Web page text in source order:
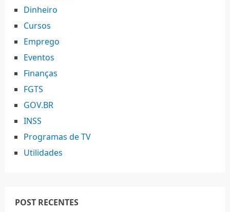
Dinheiro
Cursos
Emprego
Eventos
Finanças
FGTS
GOV.BR
INSS
Programas de TV
Utilidades
POST RECENTES